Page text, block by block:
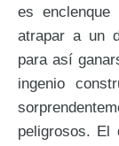
es
atrapar a un
para así
ingenio
peligrosos. El